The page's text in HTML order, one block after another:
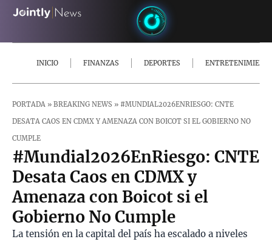
INICIO FINANZAS DEPORTES
PORTADA » BREAKING NEWS » #MUNDIAL2026ENRIESGO: CNTE
DESATA CAOS EN CDMX Y AMENAZA CON BOICOT SI EL GOBIERNO NO
CUMPLE
#Mundial2026EnRiesgo: CNTE
Desata Caos en CDMX y
Amenaza con Boicot si el
Gobierno No Cumple
La tensión en la capital del país ha escalado a niveles